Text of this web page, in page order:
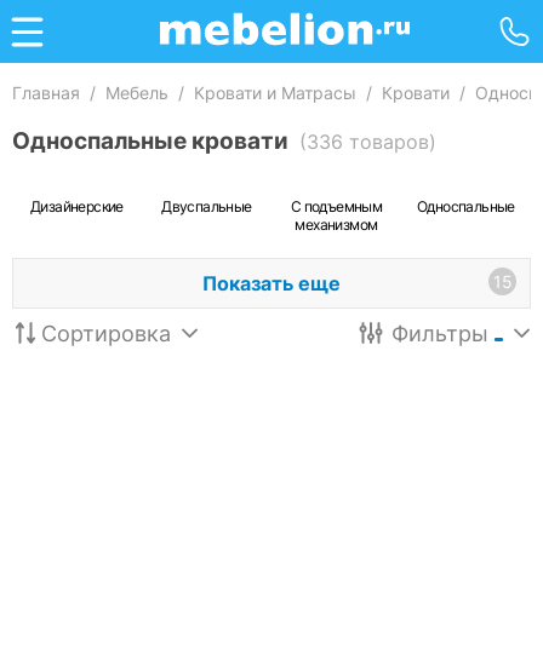
Главная / Мебель / Кровати и Матрасы / Кровати /
Односпальные кровати (336 товаров)
Дизайнерские Двуспальные
С подъемным
механизмом
Односпальные
Показать еще 15
Сортировка Фильтры